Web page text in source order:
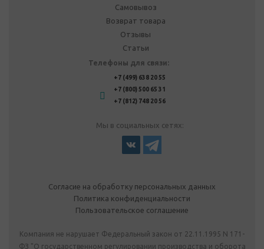
Самовывоз
Возврат товара
Отзывы
Статьи
Телефоны для связи:
+7 (499) 638 20 55
+7 (800) 500 65 31
+7 (812) 748 20 56
Мы в социальных сетях:
Согласие на обработку персональных данных
Политика конфиденциальности
Пользовательское соглашение
Компания не нарушает Федеральный закон от 22.11.1995 N 171-
ФЗ "О государственном регулировании производства и оборота